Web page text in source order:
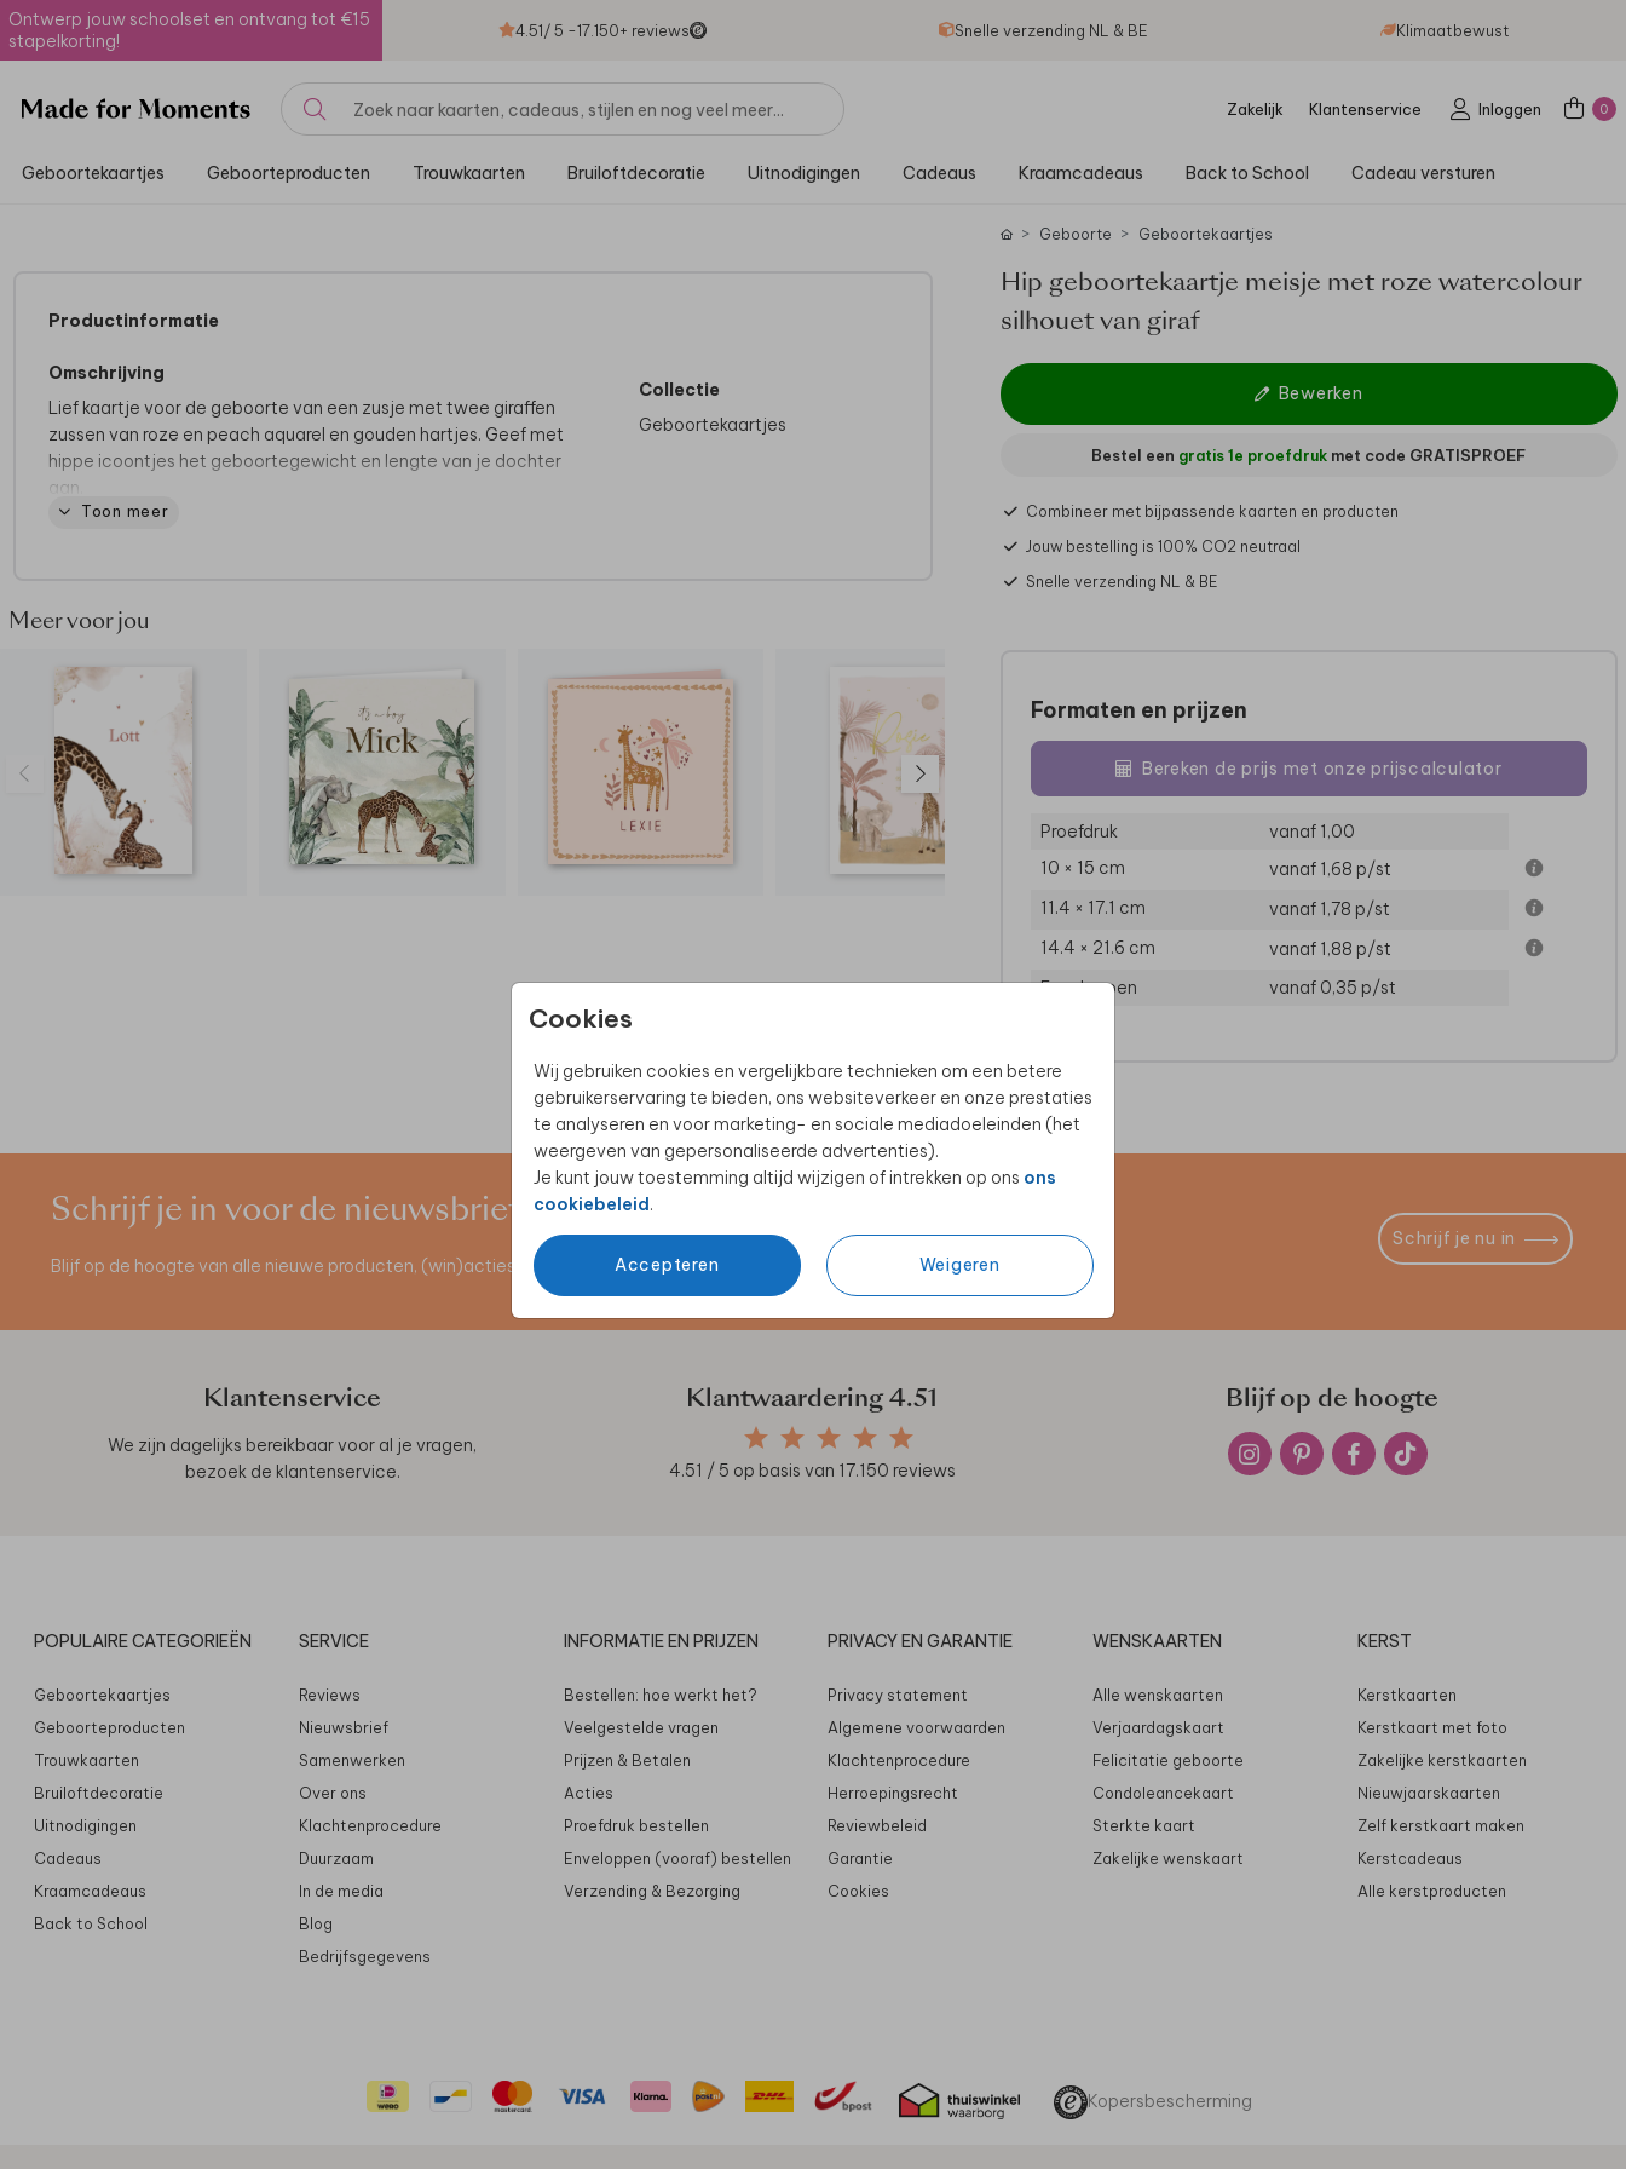
Ontwerp jouw schoolset en ontvang tot €15
stapelkorting!
4.51/ 5 -17.150+ reviews Snelle verzending NL & BE Klimaatbewust
Zakelijk Klantenservice Inloggen 0
Geboortekaartjes Geboorteproducten Trouwkaarten Bruiloftdecoratie Uitnodigingen Cadeaus Kraamcadeaus Back to School Cadeau versturen
Cookies
Wij gebruiken cookies en vergelijkbare technieken om een betere
gebruikerservaring te bieden, ons websiteverkeer en onze prestaties
te analyseren en voor marketing- en sociale mediadoeleinden (het
weergeven van gepersonaliseerde advertenties).
Je kunt jouw toestemming altijd wijzigen of intrekken op ons ons
cookiebeleid.
Accepteren Weigeren
Productinformatie
Omschrijving
Lief kaartje voor de geboorte van een zusje met twee giraffen
zussen van roze en peach aquarel en gouden hartjes. Geef met
hippe icoontjes het geboortegewicht en lengte van je dochter
aan.
Toon meer
Collectie
Geboortekaartjes
Meer voor jou
Geboorte Geboortekaartjes
Hip geboortekaartje meisje met roze watercolour
silhouet van giraf
Bewerken
Bestel een gratis 1e proefdruk met code GRATISPROEF
Combineer met bijpassende kaarten en producten
Jouw bestelling is 100% CO2 neutraal
Snelle verzending NL & BE
Formaten en prijzen
Bereken de prijs met onze prijscalculator
Proefdruk
vanaf 1,00
10 × 15 cm
vanaf 1,68 p/st
11.4 × 17.1 cm
vanaf 1,78 p/st
14.4 × 21.6 cm
vanaf 1,88 p/st
Enveloppen
vanaf 0,35 p/st
Schrijf je in voor de nieuwsbrief
Blijf op de hoogte van alle nieuwe producten, (win)acties en unieke samenwerkingen!
Schrijf je nu in
Klantenservice
We zijn dagelijks bereikbaar voor al je vragen,
bezoek de klantenservice.
Klantwaardering4.51
4.51 / 5 op basis van 17.150 reviews
Blijf op de hoogte
POPULAIRE CATEGORIEËN
Geboortekaartjes
Geboorteproducten
Trouwkaarten
Bruiloftdecoratie
Uitnodigingen
Cadeaus
Kraamcadeaus
Back to School
SERVICE
Reviews
Nieuwsbrief
Samenwerken
Over ons
Klachtenprocedure
Duurzaam
In de media
Blog
Bedrijfsgegevens
INFORMATIE EN PRIJZEN
Bestellen: hoe werkt het?
Veelgestelde vragen
Prijzen & Betalen
Acties
Proefdruk bestellen
Enveloppen (vooraf) bestellen
Verzending & Bezorging
PRIVACY EN GARANTIE
Privacy statement
Algemene voorwaarden
Klachtenprocedure
Herroepingsrecht
Reviewbeleid
Garantie
Cookies
WENSKAARTEN
Alle wenskaarten
Verjaardagskaart
Felicitatie geboorte
Condoleancekaart
Sterkte kaart
Zakelijke wenskaart
KERST
Kerstkaarten
Kerstkaart met foto
Zakelijke kerstkaarten
Nieuwjaarskaarten
Zelf kerstkaart maken
Kerstcadeaus
Alle kerstproducten
Kopersbescherming